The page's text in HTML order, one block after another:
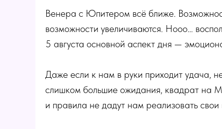
Венера с Юпитером всё ближе.
возможности увеличиваются. Нооо…
5 августа основной аспект дня —
Даже если к нам в руки приходит удача,
слишком большие ожидания, квадрат на
и правила не дадут нам реализовать свои